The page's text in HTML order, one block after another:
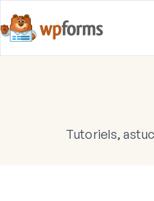
Tutoriels,